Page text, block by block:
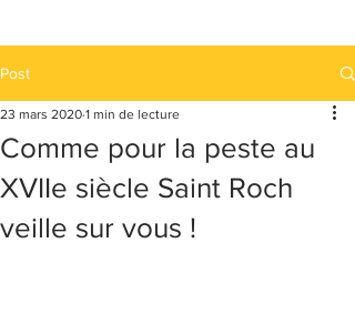
Post
Comme pour la peste au
XVIIe siècle Saint Roch
veille sur vous !
23 mars 2020 1 min de lecture